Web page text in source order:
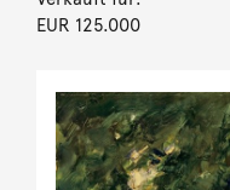
EUR 125.000